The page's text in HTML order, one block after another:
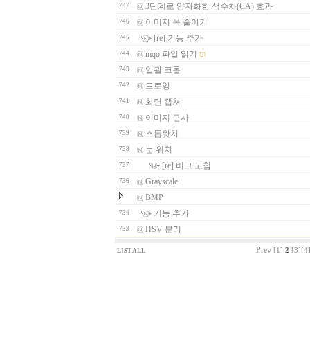
747 3단계로 양자화한 색수차(CA) 효과
746 이미지 폭 줄이기
745 [re] 기능 추가
744 mqo 파일 읽기 [2]
743 일괄 크롭
742 드로잉
741 화면 캡쳐
740 이미지 근사
739 스톱왓치
738 눈 위치
737 [re] 버그 고침
736
Grayscale
BMP
734 기능 추가
733 HSV 분리
LIST ALL Prev [1] 2 [3] [4]